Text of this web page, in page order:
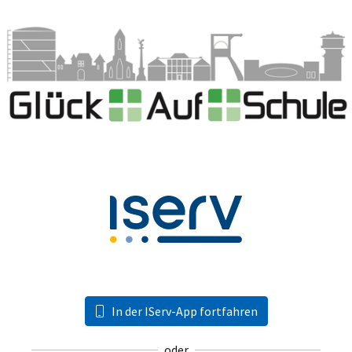
In der IServ-App fortfahren